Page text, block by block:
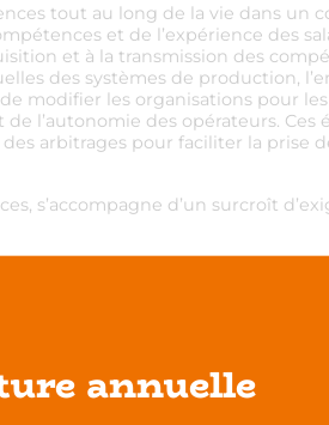
tout au long de la vie dans un
et de l’expérience des
et à la transmission des
des systèmes de production,
modifier les organisations pour
l’autonomie des opérateurs. Ces
arbitrages pour faciliter la prise
s’accompagne d’un surcroît
maîtriser les savoirs de base
annuelle